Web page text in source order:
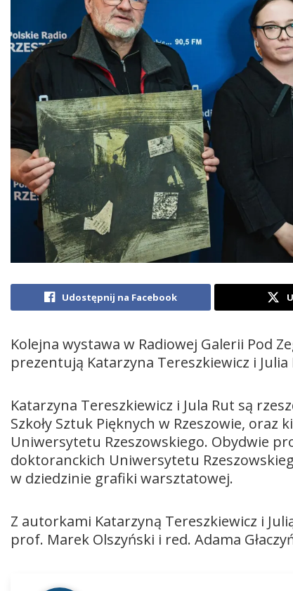
Udostępnij na Facebook
Kolejna wystawa w Radiowej Galerii Pod
prezentują Katarzyna Tereszkiewicz i Julia
Katarzyna Tereszkiewicz i Jula Rut są
Szkoły Sztuk Pięknych w Rzeszowie,
Uniwersytetu Rzeszowskiego. Obydwie
doktoranckich Uniwersytetu
w dziedzinie grafiki warsztatowej.
Z autorkami Katarzyną Tereszkiewicz i
prof. Marek Olszyński i red. Adama